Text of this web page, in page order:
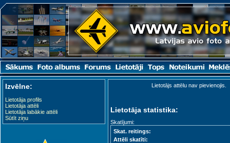
Izvēlne:
Lietotāja profils
Lietotāja attēli
Lietotāja labākie attēli
Sūtīt ziņu
Lietotājs attēlu nav pievienojis.
Lietotāja statistika:
Skatījumi:
Skat. reitings:
Attēli skatīti: